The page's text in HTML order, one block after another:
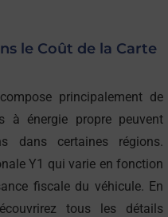
le Coût de la Carte
principalement de
à énergie propre peuvent
dans certaines régions.
Y1 qui varie en fonction
fiscale du véhicule. En
tous les détails